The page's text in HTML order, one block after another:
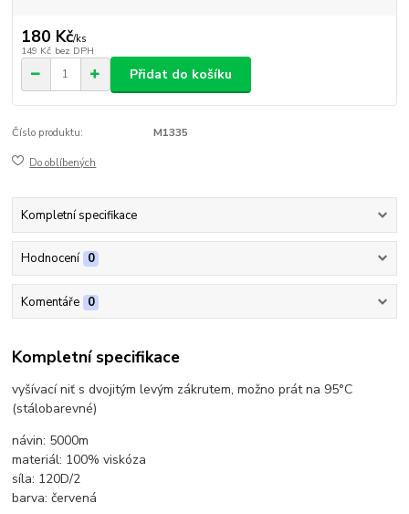
180 Kč/ks
149 Kč bez DPH
Přidat do košíku
Číslo produktu: M1335
Do oblíbených
Kompletní specifikace
Hodnocení 0
Komentáře 0
Kompletní specifikace
vyšívací niť s dvojitým levým zákrutem, možno prát na 95°C
(stálobarevné)
návin: 5000m
materiál: 100% viskóza
síla: 120D/2
barva: červená